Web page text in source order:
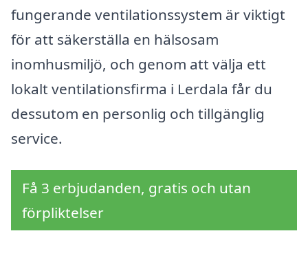
fungerande ventilationssystem är viktigt
för att säkerställa en hälsosam
inomhusmiljö, och genom att välja ett
lokalt ventilationsfirma i Lerdala får du
dessutom en personlig och tillgänglig
service.
Få 3 erbjudanden, gratis och utan
förpliktelser